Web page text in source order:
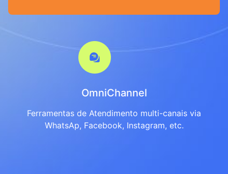
OmniChannel
Ferramentas de Atendimento multi-canais via
WhatsAp, Facebook, Instagram, etc.